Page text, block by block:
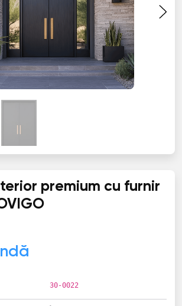
premium cu furnir
30-0022